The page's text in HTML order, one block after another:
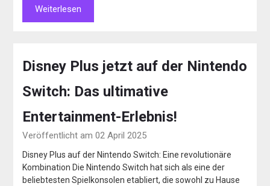
Weiterlesen
Disney Plus jetzt auf der Nintendo
Switch: Das ultimative
Entertainment-Erlebnis!
Veröffentlicht am 02 April 2025
Disney Plus auf der Nintendo Switch: Eine revolutionäre
Kombination Die Nintendo Switch hat sich als eine der
beliebtesten Spielkonsolen etabliert, die sowohl zu Hause